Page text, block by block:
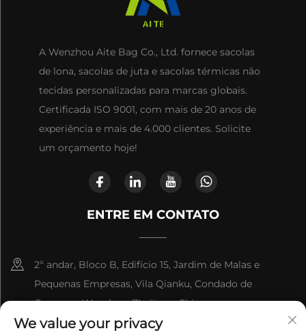
A Wenzhou Aite Bag Co., Ltd. fornece sacolas
de lona, sacolas de juta e sacolas térmicas não
tecidas personalizadas para marcas globais.
Certificada ISO 9001, com mais de 20 anos de
experiência e mais de 4.000 clientes. Solicite
um orçamento hoje!
ENTRE EM CONTATO
2º andar, Bloco B, Edifício 15, Jardim de Malas e
Pequenas Empresas, Vila Qianku, Condado de
Cangnan, Wenzhou, Zhejiang, China
We value your privacy